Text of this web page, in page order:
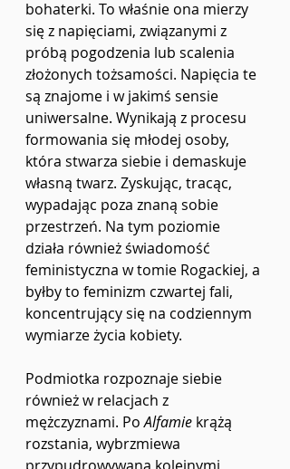
bohaterki. To właśnie ona mierzy
się z napięciami, związanymi z
próbą pogodzenia lub scalenia
złożonych tożsamości. Napięcia te
są znajome i w jakimś sensie
uniwersalne. Wynikają z procesu
formowania się młodej osoby,
która stwarza siebie i demaskuje
własną twarz. Zyskując, tracąc,
wypadając poza znaną sobie
przestrzeń. Na tym poziomie
działa również świadomość
feministyczna w tomie Rogackiej, a
byłby to feminizm czwartej fali,
koncentrujący się na codziennym
wymiarze życia kobiety.
Podmiotka rozpoznaje siebie
również w relacjach z
mężczyznami. Po Alfamie krążą
rozstania, wybrzmiewa